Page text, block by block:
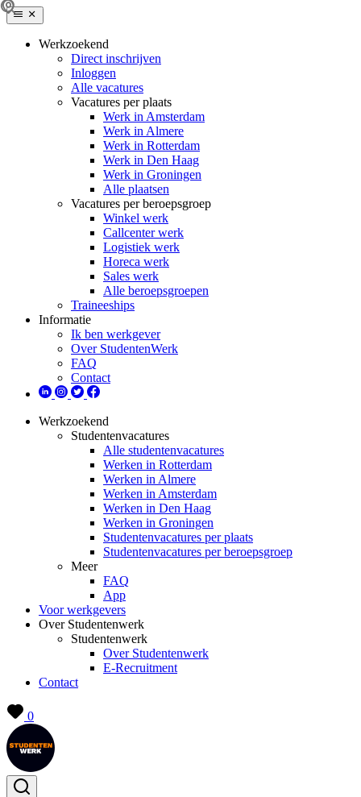
Werkzoekend
Direct inschrijven
Inloggen
Alle vacatures
Vacatures per plaats
Werk in Amsterdam
Werk in Almere
Werk in Rotterdam
Werk in Den Haag
Werk in Groningen
Alle plaatsen
Vacatures per beroepsgroep
Winkel werk
Callcenter werk
Logistiek werk
Horeca werk
Sales werk
Alle beroepsgroepen
Traineeships
Informatie
Ik ben werkgever
Over StudentenWerk
FAQ
Contact
Werkzoekend
Studentenvacatures
Alle studentenvacatures
Werken in Rotterdam
Werken in Almere
Werken in Amsterdam
Werken in Den Haag
Werken in Groningen
Studentenvacatures per plaats
Studentenvacatures per beroepsgroep
Meer
FAQ
App
Voor werkgevers
Over Studentenwerk
Studentenwerk
Over Studentenwerk
E-Recruitment
Contact
0